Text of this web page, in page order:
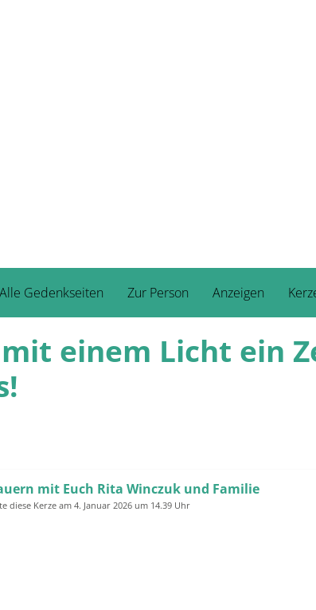
Alle Gedenkseiten Zur Person Anzeigen
mit einem Licht ein
mit Euch Rita Winczuk und Familie
diese Kerze am 4. Januar 2026 um 14.39 Uhr